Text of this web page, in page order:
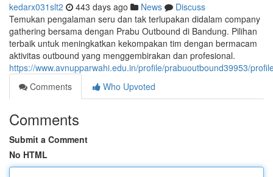
kedarx031slt2 443 days ago News
Discuss
Temukan pengalaman seru dan tak terlupakan didalam company
gathering bersama dengan Prabu Outbound di Bandung. Pilihan
terbaik untuk meningkatkan kekompakan tim dengan bermacam
aktivitas outbound yang menggembirakan dan profesional.
https://www.avnupparwahi.edu.in/profile/prabuoutbound39953/
Comments
Who Upvoted
Comments
Submit a Comment
No HTML